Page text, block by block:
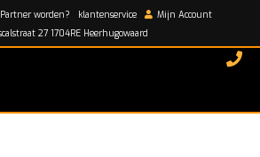
Partner worden? klantenservice
Mijn Account
27 1704RE Heerhugowaard
Megane 4 4 knops Smart
– zwart